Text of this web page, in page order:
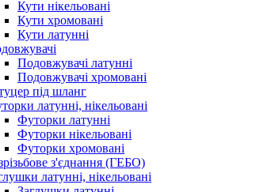
Кути нікельовані
Кути хромовані
Кути латунні
Подовжувачі латунні
Подовжувачі хромовані
під шланг
латунні, нікельовані
Футорки латунні
Футорки нікельовані
Футорки хромовані
з'єднання (ГЕБО)
латунні, нікельовані